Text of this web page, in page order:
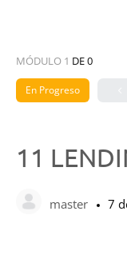
MÓDULO 1 DE 0
En Progreso
11
master 7